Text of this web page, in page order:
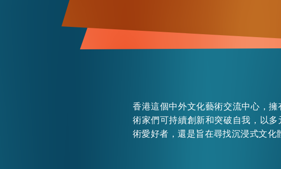
香港這個中外文化藝術交流中心，
術家們可持續創新和突破自我，以
術愛好者，還是旨在尋找沉浸式文化